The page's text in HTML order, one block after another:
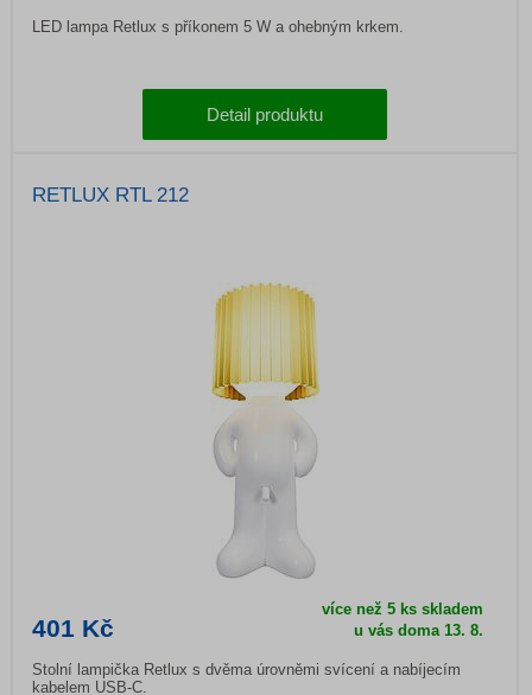
LED lampa Retlux s příkonem 5 W a ohebným krkem.
Detail produktu
RETLUX RTL 212
401 Kč
více než 5 ks skladem
u vás doma 13. 8.
Stolní lampička Retlux s dvěma úrovněmi svícení a nabíjecím
kabelem USB-C.